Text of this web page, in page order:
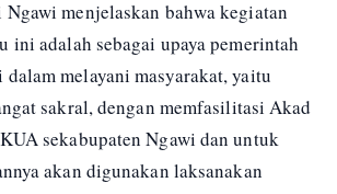
Ngawi menjelaskan bahwa kegiatan
ini adalah sebagai upaya pemerintah
melayani masyarakat, yaitu
sakral, dengan memfasilitasi Akad
sekabupaten Ngawi dan untuk
akan digunakan laksanakan